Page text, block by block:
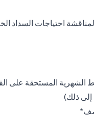
احتياجات السداد
الشهرية المستحقة على
إلى ذلك)